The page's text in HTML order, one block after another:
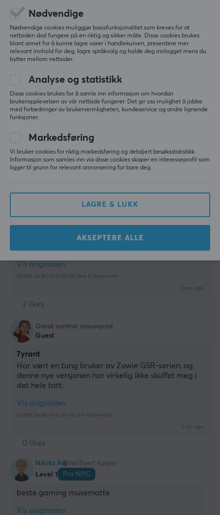
Relevans
Alle anmeldelser
Minh Duc N
at det ikke er noen søm og bunnen er ikke veldig
klebrig
ZOWIE by BenQ G-SR-SE Rouge II Musematte
2 mo. ago
2 likes
Blå, min fineste favorittfarge. Denne matten er
skikkelig fin og har også god gli, så det er bare et
Vis originalen
ZOWIE by BenQ G-SR-SE Blue II Musematte
3 mo. ago
2 likes
Great control mousepad
Guest
7yrant
Har vært en tung bruker av Zowie GSR-serien, og
denne nye versjonen har virkelig ikke skuffet meg i
det hele tatt.
Vis originalen
ZOWIE by BenQ G-SR-SE Bi II Musematte
2 wk. ago
0 likes
Nikita A
Verifisert kjøper
Level 1
Pro NPC
beste gaming musematte
Vis originalen
Nødvendige
Nødvendige cookies muliggjør basisfunksjonalitet som kreves for at
nettsiden skal fungere på en riktig og sikker måte. Disse cookies brukes
blant annet for å kunne lagre varer i handlekurven, presentere mer
relevant innhold for deg, lagre språkvalg og holde deg innlogget mens du
bytter mellom nettsider.
Analyse og statistikk
Disse cookies brukes for å samle inn informasjon om hvordan
brukeropplevelsen av vår nettside fungerer. Det gir oss mulighet å jobbe
med forbedringer av brukervennligheten, kundeservice og andre lignende
funksjoner.
Markedsføring
Vi bruker cookies for riktig markedsføring og detaljert besøksstatistikk.
Informasjon som samles inn via disse cookies skaper en interesseprofil som
ligger til grunn for relevant annonsering for bare deg.
LAGRE & LUKK
AKSEPTERE ALLE